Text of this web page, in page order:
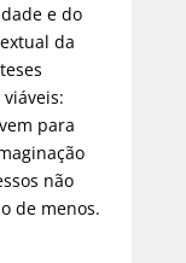
e do
da
para
não
de menos.